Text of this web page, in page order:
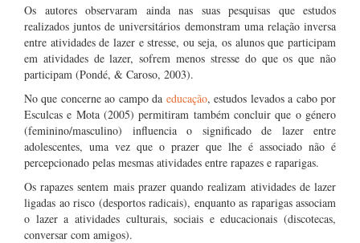
Os autores observaram ainda nas suas pesquisas que estudos
realizados juntos de universitários demonstram uma relação inversa
entre atividades de lazer e stresse, ou seja, os alunos que participam
em atividades de lazer, sofrem menos stresse do que os que não
participam (Pondé, & Caroso, 2003).
No que concerne ao campo da educação, estudos levados a cabo por
Esculcas e Mota (2005) permitiram também concluir que o género
(feminino/masculino) influencia o significado de lazer entre
adolescentes, uma vez que o prazer que lhe é associado não é
percepcionado pelas mesmas atividades entre rapazes e raparigas.
Os rapazes sentem mais prazer quando realizam atividades de lazer
ligadas ao risco (desportos radicais), enquanto as raparigas associam
o lazer a atividades culturais, sociais e educacionais (discotecas,
conversar com amigos).